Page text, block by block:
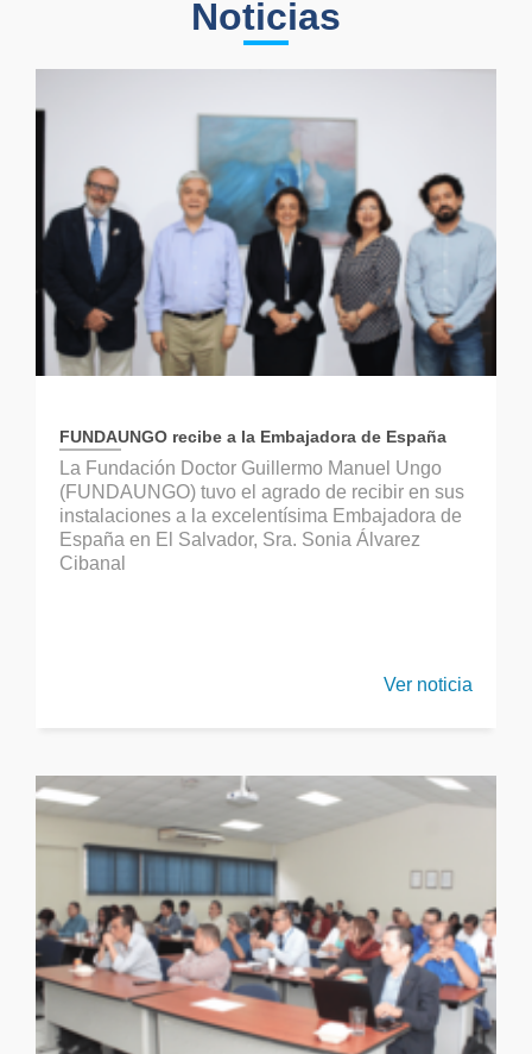
Noticias
FUNDAUNGO recibe a la Embajadora de España
La Fundación Doctor Guillermo Manuel Ungo
(FUNDAUNGO) tuvo el agrado de recibir en sus
instalaciones a la excelentísima Embajadora de
España en El Salvador, Sra. Sonia Álvarez
Cibanal
Ver noticia